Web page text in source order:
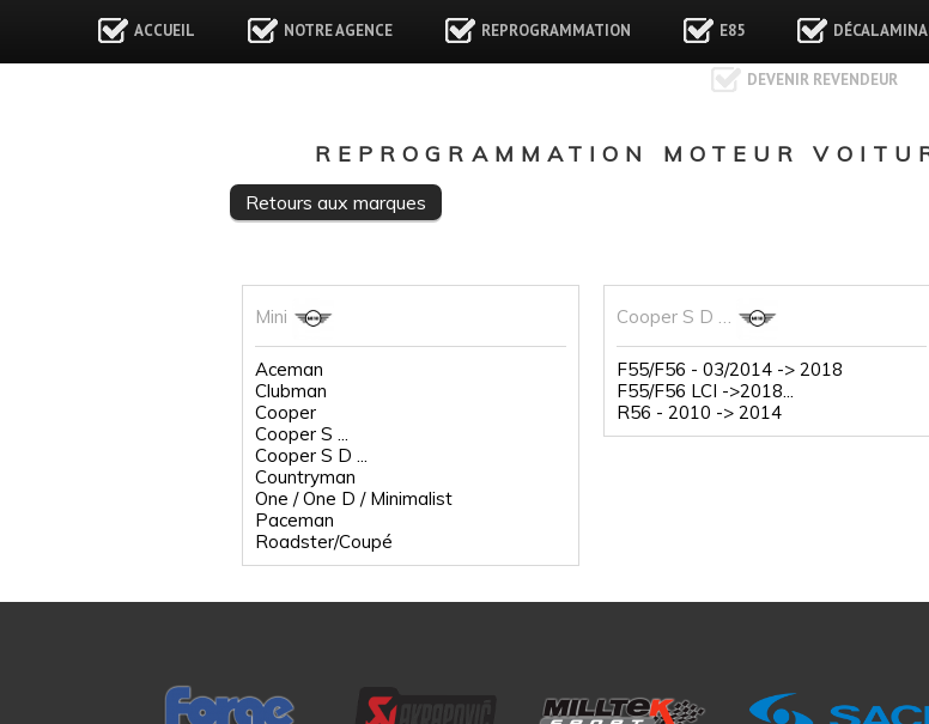
ACCUEIL NOTRE AGENCE REPROGRAMMATION E85
DEVENIR REVENDEUR
REPROGRAMMATION MOTEUR
Retours aux marques
Mini
Aceman
Clubman
Cooper
Cooper S ...
Cooper S D ...
Countryman
One / One D / Minimalist
Paceman
Roadster/Coupé
Cooper S D …
F55/F56 - 03/2014 -> 2018
F55/F56 LCI ->2018...
R56 - 2010 -> 2014